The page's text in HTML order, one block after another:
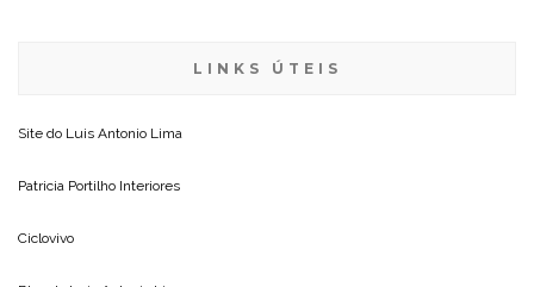
LINKS ÚTEIS
Site do Luis Antonio Lima
Patricia Portilho Interiores
Ciclovivo